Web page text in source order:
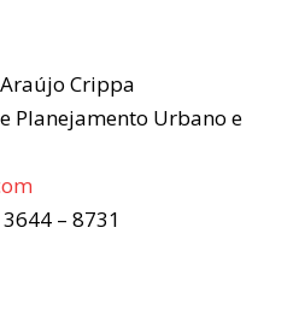
Crippa
Planejamento Urbano e
– 8731